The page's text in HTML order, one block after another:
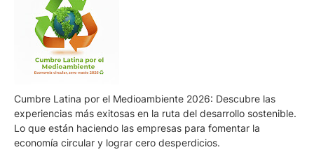
Cumbre Latina por el Medioambiente 2026: Descubre las
experiencias más exitosas en la ruta del desarrollo sostenible.
Lo que están haciendo las empresas para fomentar la
economía circular y lograr cero desperdicios.